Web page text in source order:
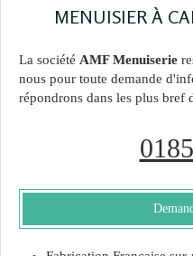
MENUISIER À
La société AMF Menuiserie
nous pour toute demande
répondrons dans les plus bref